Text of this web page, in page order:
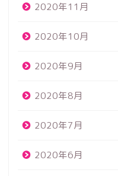
2020年11月
2020年10月
2020年9月
2020年8月
2020年7月
2020年6月